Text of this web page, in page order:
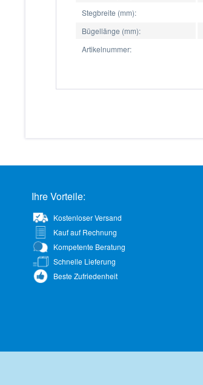
Stegbreite (mm):
Bügellänge (mm):
Artikelnummer:
Ihre Vorteile:
Kostenloser Versand
Kauf auf Rechnung
Kompetente Beratung
Schnelle Lieferung
Beste Zufriedenheit